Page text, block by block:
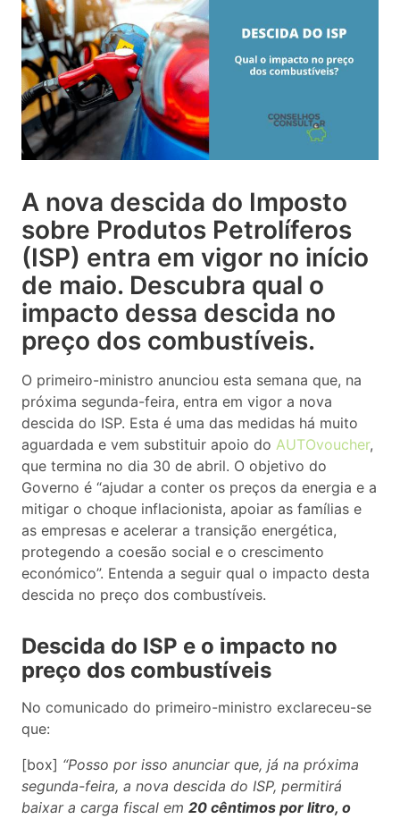
A nova descida do Imposto
sobre Produtos Petrolíferos
(ISP) entra em vigor no início
de maio. Descubra qual o
impacto dessa descida no
preço dos combustíveis.
O primeiro-ministro anunciou esta semana que, na
próxima segunda-feira, entra em vigor a nova
descida do ISP. Esta é uma das medidas há muito
aguardada e vem substituir apoio do AUTOvoucher,
que termina no dia 30 de abril. O objetivo do
Governo é “ajudar a conter os preços da energia e a
mitigar o choque inflacionista, apoiar as famílias e
as empresas e acelerar a transição energética,
protegendo a coesão social e o crescimento
económico”. Entenda a seguir qual o impacto desta
descida no preço dos combustíveis.
Descida do ISP e o impacto no
preço dos combustíveis
No comunicado do primeiro-ministro exclareceu-se
que:
[box] “Posso por isso anunciar que, já na próxima
segunda-feira, a nova descida do ISP, permitirá
baixar a carga fiscal em 20 cêntimos por litro, o